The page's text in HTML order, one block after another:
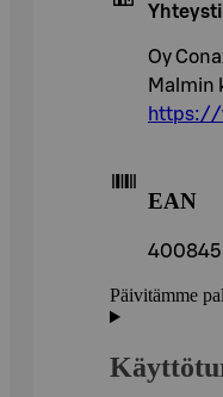
Oy
Malmin
https://
EAN
Päivitämme